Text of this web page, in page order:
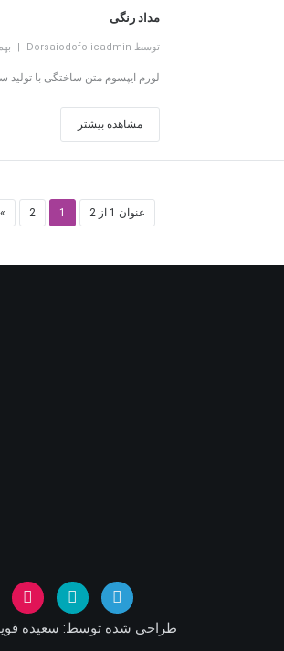
مداد رنگی
توسط Dorsaiodofolicadmin بهمن
لورم ایپسوم متن ساختگی با تولید
مشاهده بیشتر
عنوان 1 از 2 1
2
»
طراحی شده توسط: سعیده